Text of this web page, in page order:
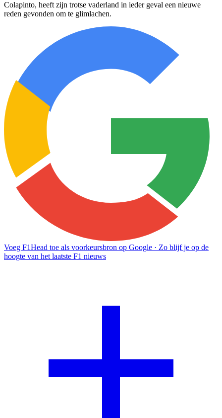
Colapinto, heeft zijn trotse vaderland in ieder geval een nieuwe
reden gevonden om te glimlachen.
Voeg F1Head toe als voorkeursbron op Google · Zo blijf je op de
hoogte van het laatste F1 nieuws